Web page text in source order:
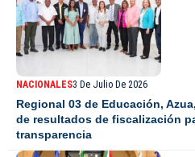
NACIONALES3 De Julio De 2026
Regional 03 de Educación,
de resultados de fiscalización
transparencia